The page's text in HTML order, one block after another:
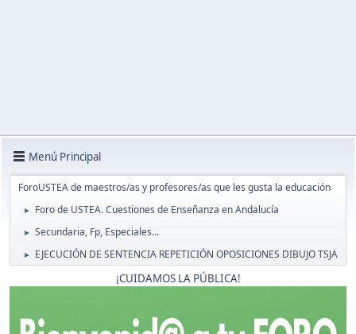
Menú Principal
ForoUSTEA de maestros/as y profesores/as que les gusta la educación
► Foro de USTEA. Cuestiones de Enseñanza en Andalucía
► Secundaria, Fp, Especiales...
► EJECUCIÓN DE SENTENCIA REPETICIÓN OPOSICIONES DIBUJO TSJA
¡CUIDAMOS LA PÚBLICA!